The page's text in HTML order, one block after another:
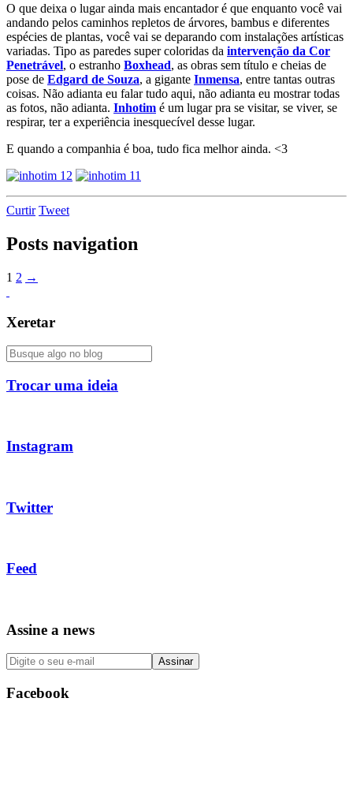
O que deixa o lugar ainda mais encantador é que enquanto você vai
andando pelos caminhos repletos de árvores, bambus e diferentes
espécies de plantas, você vai se deparando com instalações artísticas
variadas. Tipo as paredes super coloridas da intervenção da Cor
Penetrável, o estranho Boxhead, as obras sem título e cheias de
pose de Edgard de Souza, a gigante Inmensa, entre tantas outras
coisas. Não adianta eu falar tudo aqui, não adianta eu mostrar todas
as fotos, não adianta. Inhotim é um lugar pra se visitar, se viver, se
respirar, ter a experiência inesquecível desse lugar.
E quando a companhia é boa, tudo fica melhor ainda. <3
Curtir Tweet
Posts navigation
1 2 →
Xeretar
Trocar uma ideia
Instagram
Twitter
Feed
Assine a news
Facebook